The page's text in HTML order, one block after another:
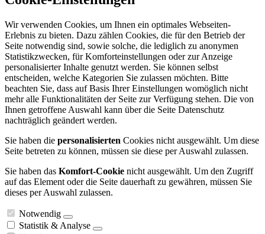
Wir verwenden Cookies, um Ihnen ein optimales Webseiten-
Erlebnis zu bieten. Dazu zählen Cookies, die für den Betrieb der
Seite notwendig sind, sowie solche, die lediglich zu anonymen
Statistikzwecken, für Komforteinstellungen oder zur Anzeige
personalisierter Inhalte genutzt werden. Sie können selbst
entscheiden, welche Kategorien Sie zulassen möchten. Bitte
beachten Sie, dass auf Basis Ihrer Einstellungen womöglich nicht
mehr alle Funktionalitäten der Seite zur Verfügung stehen. Die von
Ihnen getroffene Auswahl kann über die Seite Datenschutz
nachträglich geändert werden.
Sie haben die personalisierten Cookies nicht ausgewählt. Um diese
Seite betreten zu können, müssen sie diese per Auswahl zulassen.
Sie haben das Komfort-Cookie nicht ausgewählt. Um den Zugriff
auf das Element oder die Seite dauerhaft zu gewähren, müssen Sie
dieses per Auswahl zulassen.
Notwendig
Statistik & Analyse